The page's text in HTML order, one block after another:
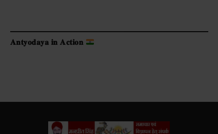
𝐀𝐧𝐭𝐲𝐨𝐝𝐚𝐲𝐚 𝐢𝐧 𝐀𝐜𝐭𝐢𝐨𝐧